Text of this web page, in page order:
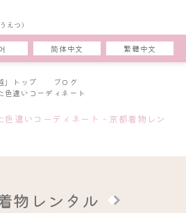
えつ)
简体中文 繁體中文
」トップ
ブログ
色違いコーディネート
違いコーディネート - 京都着物レン
物レンタル